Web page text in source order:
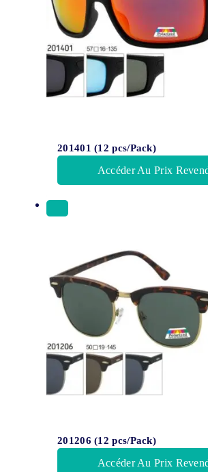
201401 (12 pcs/Pack)
Accéder Au Prix
201206 (12 pcs/Pack)
Accéder Au Prix